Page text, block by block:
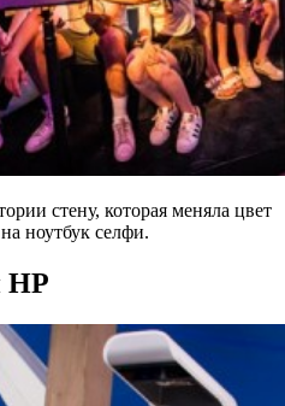
стену, которая меняла цвет
ноутбук селфи.
HP